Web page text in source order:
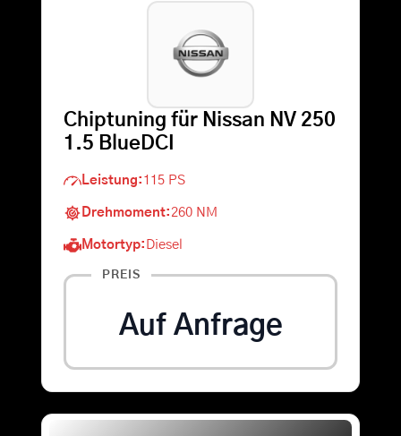
Warenkorb
Chiptuning für Nissan NV 250
1.5 BlueDCI
Leistung: 115 PS
Drehmoment: 260 NM
Motortyp: Diesel
PREIS
Auf Anfrage